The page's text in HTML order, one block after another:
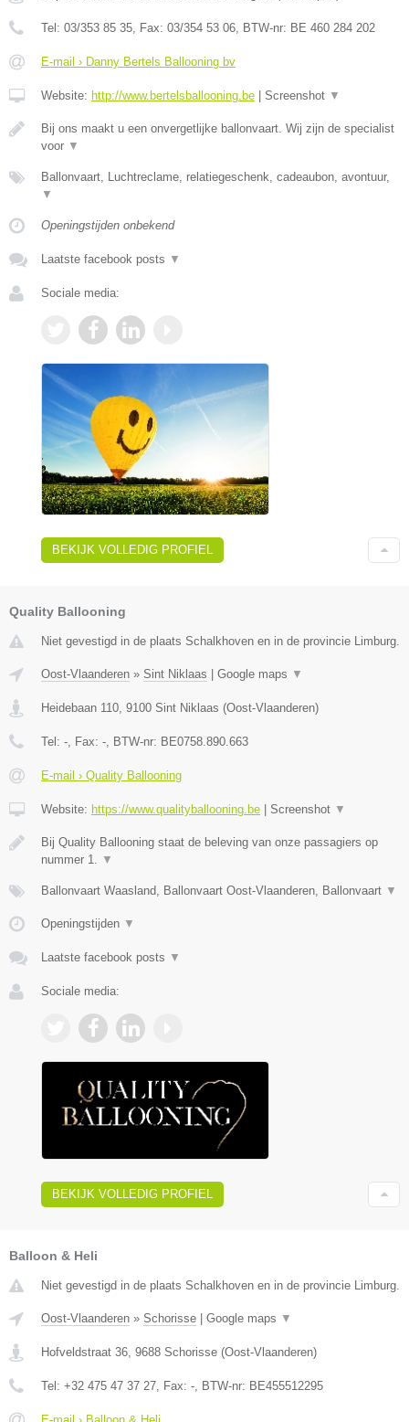
Tel: 03/353 85 35 , Fax: 03/354 53 06 , BTW-nr: BE 460 284 202
E-mail › Danny Bertels Ballooning bv
Website: http://www.bertelsballooning.be Screenshot ▼
Bij ons maakt u een onvergetlijke ballonvaart. Wij zijn de specialist
voor ▼
Ballonvaart, Luchtreclame, relatiegeschenk, cadeaubon, avontuur,
▼
Openingstijden onbekend
Laatste facebook posts ▼
Sociale media:
BEKIJK VOLLEDIG PROFIEL
Quality Ballooning
Niet gevestigd in de plaats Schalkhoven en in de provincie Limburg.
Oost-Vlaanderen » Sint Niklaas | Google maps ▼
Heidebaan 110 9100 Sint Niklaas (Oost-Vlaanderen)
Tel: - , Fax: - , BTW-nr: BE0758.890.663
E-mail › Quality Ballooning
Website: https://www.qualityballooning.be | Screenshot ▼
Bij Quality Ballooning staat de beleving van onze passagiers op
nummer 1.
▼
Ballonvaart Waasland, Ballonvaart Oost-Vlaanderen, Ballonvaart ▼
Openingstijden ▼
Laatste facebook posts ▼
Sociale media:
BEKIJK VOLLEDIG PROFIEL
Balloon & Heli
Niet gevestigd in de plaats Schalkhoven en in de provincie Limburg.
Oost-Vlaanderen » Schorisse | Google maps ▼
Hofveldstraat 36 9688 Schorisse (Oost-Vlaanderen)
Tel: +32 475 47 37 27 , Fax: - , BTW-nr: BE455512295